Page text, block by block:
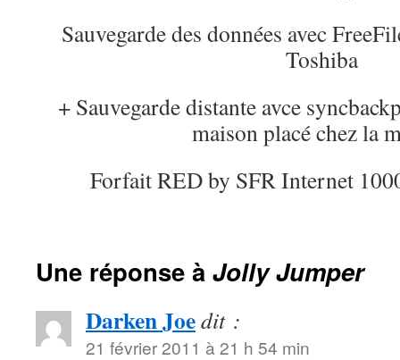
Sauvegarde des données avec
Toshiba
+ Sauvegarde distante avce
maison placé chez la
Forfait RED by SFR Internet
Une réponse à Jolly Jumper
Darken Joedit :
21 février 2011 à 21 h 54 min